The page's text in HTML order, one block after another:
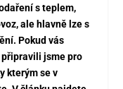
s teplem,
ale hlavně lze s
Pokud vás
jsme pro
kterým se v